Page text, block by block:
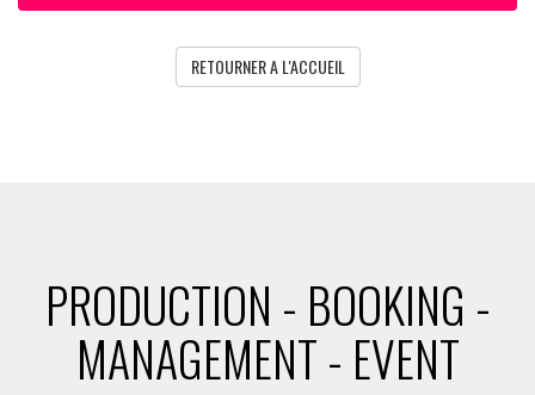
RETOURNER A L'ACCUEIL
PRODUCTION - BOOKING -
MANAGEMENT - EVENT